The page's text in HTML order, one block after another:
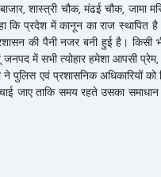
शास्त्री चौक, मंढई चौक, जामा
कि प्रदेश में कानून का राज स्थापित
की पैनी नजर बनी हुई है।
जनपद में सभी त्योहार हमेशा आपसी
पुलिस एवं प्रशासनिक अधिकारियों
जाए ताकि समय रहते उसका